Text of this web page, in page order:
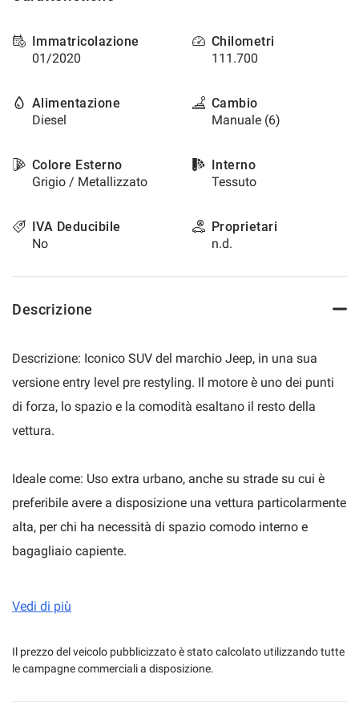
Immatricolazione
01/2020
Chilometri
111.700
Alimentazione
Diesel
Cambio
Manuale (6)
Colore Esterno
Grigio / Metallizzato
Interno
Tessuto
IVA Deducibile
No
Proprietari
n.d.
Descrizione
Descrizione: Iconico SUV del marchio Jeep, in una sua
versione entry level pre restyling. Il motore è uno dei punti
di forza, lo spazio e la comodità esaltano il resto della
vettura.
Ideale come: Uso extra urbano, anche su strade su cui è
preferibile avere a disposizione una vettura particolarmente
alta, per chi ha necessità di spazio comodo interno e
bagagliaio capiente.
Provenienza: Permuta
Estensione di Garanzia: Disponibile su richiesta 60 mesi da
data prima immatricolazione; 12 mesi INCLUSA
Vedi di più
Il prezzo del veicolo pubblicizzato è stato calcolato utilizzando tutte
le campagne commerciali a disposizione.
strumenti
di
tracciamento
rimanda
alla
cookie
Puoi
rivedere
le
tue
momento.
Cookie delle preferenze
Cookie per il miglioramento dell'esperienza utente
Leggi
cookie